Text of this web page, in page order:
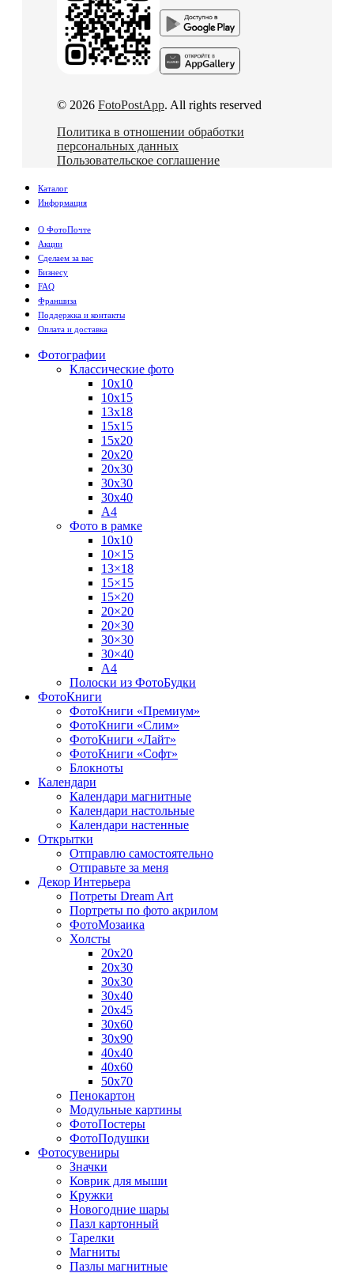
© 2026 FotoPostApp. All rights reserved
Политика в отношении обработки
персональных данных
Пользовательское соглашение
Каталог
Информация
О ФотоПочте
Акции
Сделаем за вас
Бизнесу
FAQ
Франшиза
Поддержка и контакты
Оплата и доставка
Фотографии
Классические фото
10х10
10х15
13х18
15х15
15х20
20х20
20х30
30х30
30х40
А4
Фото в рамке
10х10
10×15
13×18
15×15
15×20
20×20
20×30
30×30
30×40
A4
Полоски из ФотоБудки
ФотоКниги
ФотоКниги «Премиум»
ФотоКниги «Слим»
ФотоКниги «Лайт»
ФотоКниги «Софт»
Блокноты
Календари
Календари магнитные
Календари настольные
Календари настенные
Открытки
Отправлю самостоятельно
Отправьте за меня
Декор Интерьера
Потреты Dream Art
Портреты по фото акрилом
ФотоМозаика
Холсты
20х20
20х30
30х30
30х40
20х45
30х60
30х90
40х40
40х60
50х70
Пенокартон
Модульные картины
ФотоПостеры
ФотоПодушки
Фотоcувениры
Значки
Коврик для мыши
Кружки
Новогодние шары
Пазл картонный
Тарелки
Магниты
Пазлы магнитные